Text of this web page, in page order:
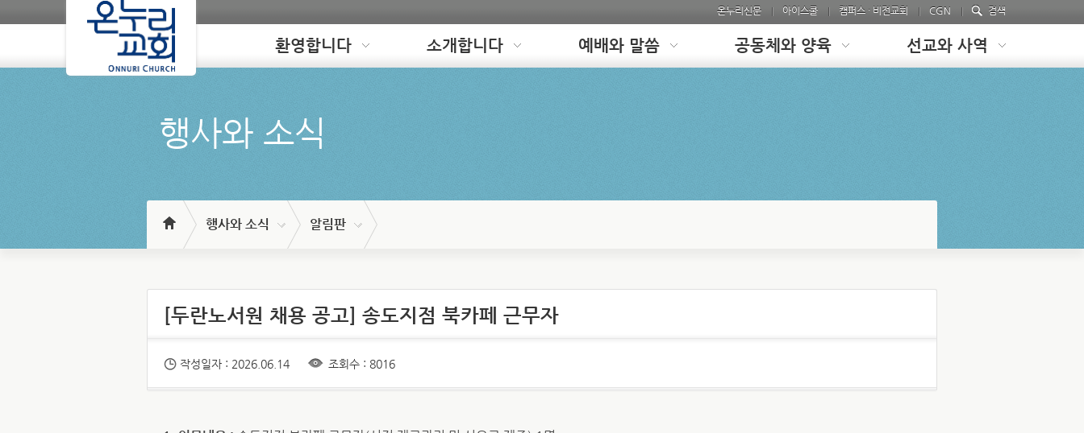
온누리신문 아이스쿨 캠퍼스 · 비전교회 CGN 검색
Loading 환영합니다 소개합니다 예배와 말씀 공동체와 양육 선교와 사역
행사와 소식
행사와 소식 알림판
[두란노서원 채용 공고] 송도지점 북카페 근무자
작성일자 : 2026.06.14 조회수 : 8016